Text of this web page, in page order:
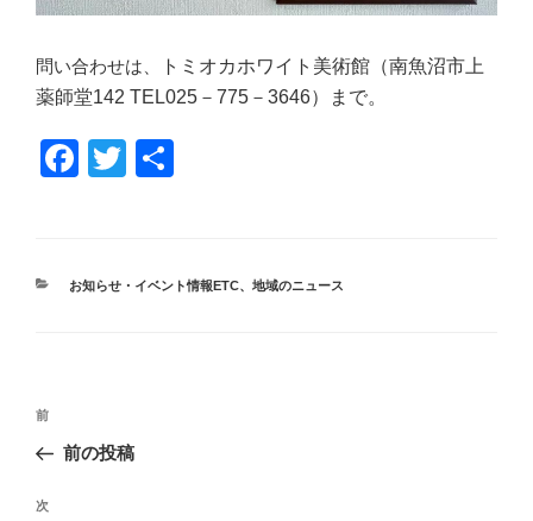
問い合わせは、 トミオカホワイト美術館（南魚沼市上
薬師堂142 TEL025 － 775 － 3646）まで。
F
e
T
er
カ
お知らせ・イベント情報ETC、 地域のニュース
投
ナ
ビ
前
の
稿
前
前の投稿
次
次